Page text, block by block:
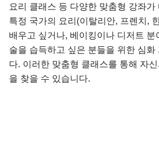
요리 클래스 등 다양한 맞춤형 강좌
특정 국가의 요리(이탈리안, 프렌치,
배우고 싶거나, 베이킹이나 디저트 분
술을 습득하고 싶은 분들을 위한 심화
다. 이러한 맞춤형 클래스를 통해 자
을 찾을 수 있습니다.